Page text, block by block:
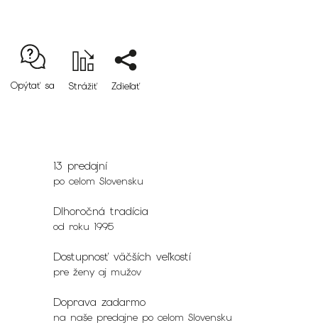
Opýtať sa Strážiť Zdieľať
13 predajní
po celom Slovensku
Dlhoročná tradícia
od roku 1995
Dostupnosť väčších veľkostí
pre ženy aj mužov
Doprava zadarmo
na naše predajne po celom Slovensku